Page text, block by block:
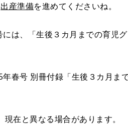
出産準備を進めてくださいね。
には、「生後３カ月までの育児
春号 別冊付録「生後３カ月ま
在と異なる場合があります。